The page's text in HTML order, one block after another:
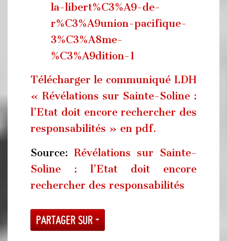
la-libert%C3%A9-de-
r%C3%A9union-pacifique-
3%C3%A8me-
%C3%A9dition-1
Télécharger le communiqué LDH
« Révélations sur Sainte-Soline :
l’Etat doit encore rechercher des
responsabilités » en pdf.
Source: Révélations sur Sainte-
Soline : l’Etat doit encore
rechercher des responsabilités
Partager sur